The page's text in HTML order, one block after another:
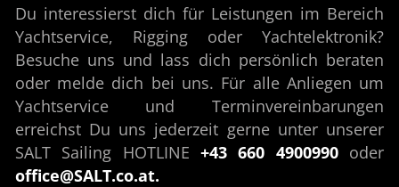
Du interessierst dich für Leistungen im Bereich
Yachtservice, Rigging oder Yachtelektronik?
Besuche uns und lass dich persönlich beraten
oder melde dich bei uns. Für alle Anliegen um
Yachtservice und Terminvereinbarungen
erreichst Du uns jederzeit gerne unter unserer
SALT Sailing HOTLINE +43 660 4900990oder
office@SALT.co.at.